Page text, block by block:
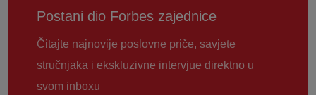
Postani dio Forbes zajednice
Čitajte najnovije poslovne priče, savjete
stručnjaka i ekskluzivne intervjue direktno u
svom inboxu